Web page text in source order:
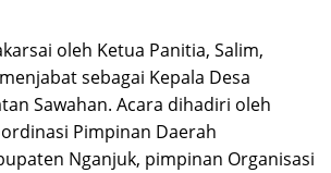
oleh Ketua Panitia, Salim,
sebagai Kepala Desa
Sawahan. Acara dihadiri oleh
Pimpinan Daerah
Nganjuk, pimpinan Organisasi